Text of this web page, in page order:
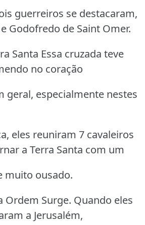
guerreiros se destacaram,
Godofredo de Saint Omer.
Santa Essa cruzada teve
no coração
geral, especialmente nestes
eles reuniram 7 cavaleiros
a Terra Santa com um
muito ousado.
Ordem Surge. Quando eles
a Jerusalém,